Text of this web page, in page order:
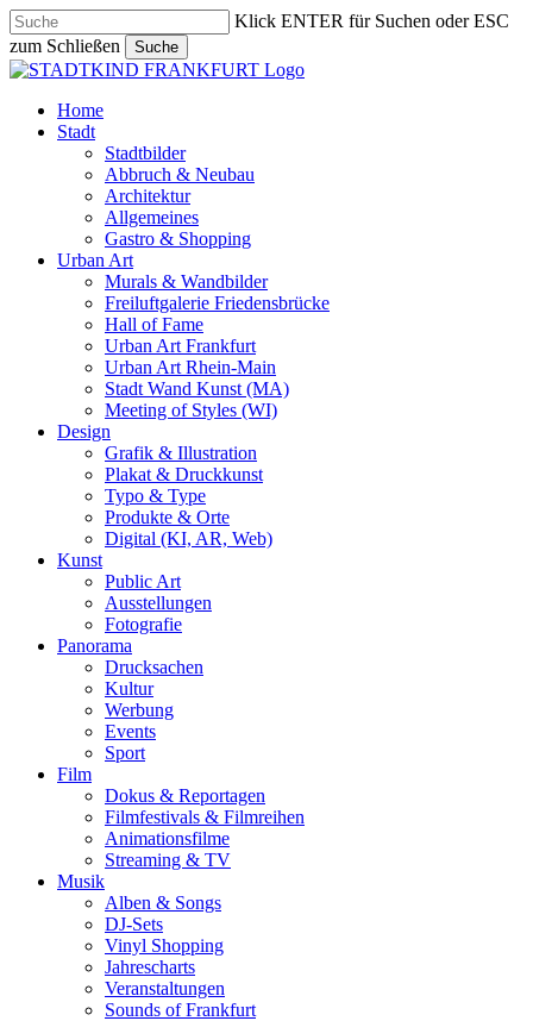
Skip
to
main
content
Klick ENTER für Suchen oder ESC
zum Schließen
Suche
Close
search
Menu
Home
Stadt
Stadtbilder
Abbruch & Neubau
Architektur
Allgemeines
Gastro & Shopping
Urban Art
Murals & Wandbilder
Freiluftgalerie Friedensbrücke
Hall of Fame
Urban Art Frankfurt
Urban Art Rhein-Main
Stadt Wand Kunst (MA)
Meeting of Styles (WI)
Design
Grafik & Illustration
Plakat & Druckkunst
Typo & Type
Produkte & Orte
Digital (KI, AR, Web)
Kunst
Public Art
Ausstellungen
Fotografie
Panorama
Drucksachen
Kultur
Werbung
Events
Sport
Film
Dokus & Reportagen
Filmfestivals & Filmreihen
Animationsfilme
Streaming & TV
Musik
Alben & Songs
DJ-Sets
Vinyl Shopping
Jahrescharts
Veranstaltungen
Sounds of Frankfurt